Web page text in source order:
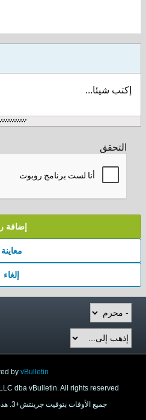
إكتب شيئا...
التحقق
إضافة
معاينة
إلغاء
by vBulletin®
dba vBulletin. All rights reserved.
جميع الأوقات بتوقيت جرينتش+3. هذه الصفحة أنشئت 11:31 PM.